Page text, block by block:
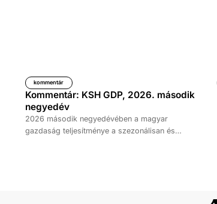
kommentár
Kommentár: KSH GDP, 2026. második
negyedév
2026 második negyedévében a magyar
gazdaság teljesítménye a szezonálisan és